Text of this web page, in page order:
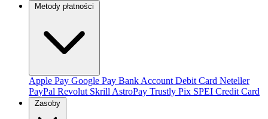
Metody płatności
Apple Pay Google Pay Bank Account Debit Card Neteller
PayPal Revolut Skrill AstroPay Trustly Pix SPEI Credit Card
Zasoby